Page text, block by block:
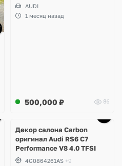
AUDI
1 месяц назад
500,000 ₽ 86
Декор салона Carbon
оригинал Audi RS6 C7
Performance V8 4.0 TFSI
4G0864261AS +9